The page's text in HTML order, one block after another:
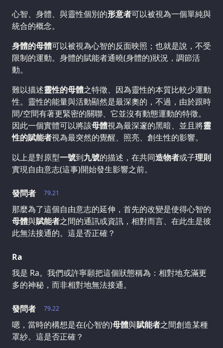
心智、身體、與靈性個別的形意者可以被視為一個單純與
統合的概念。
身體的母體可以被視為心智的反面映照；也就是說，不受
限制的運動。身體的賦能者通曉(身體的)狀況，調節活
動。
難以描述靈性的母體之特徵、因為靈性的本質比較少運動
性。靈性的能量與活動顯然是最深奧的，不過，由於跟時
間/空間有著更緊密的關聯、它並沒有動態運動的特徵。
因此一個實體可以將該母體視為最深邃的黑暗、並且將靈
性的賦能者視為最突然的覺醒、照亮、創生性的影響。
以上是對原型一號到九號的描述，在共同造物者或子理則
實現自由意志(這事)開始發生影響之前。
79.21
發問者
那麼為了這個自由意志的延伸，首先的改變是使得心智的
母體與賦能者之間的通訊或資訊，相對而言、在此生是彼
此無法接通的。這是否正確？
Ra
我是 Ra。我們或許寧願把這個狀態稱為：相對地充滿更
多的神秘，而非相對地無法接通。
79.22
發問者
嗯，當時的構想是在(心智的)母體與賦能者之間創造某種
罩紗。這是否正確？